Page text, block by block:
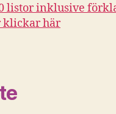
listor inklusive
klickar här